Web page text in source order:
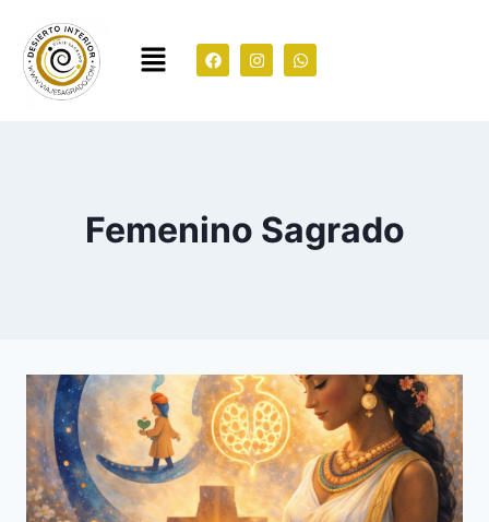
Femenino Sagrado